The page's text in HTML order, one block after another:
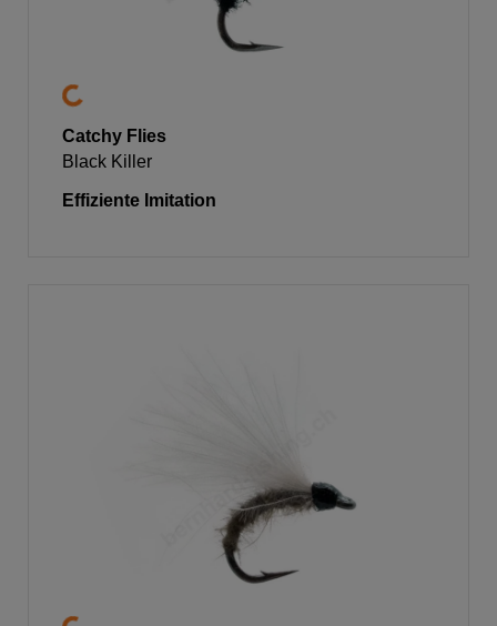
Catchy Flies
Black Killer
Effiziente Imitation